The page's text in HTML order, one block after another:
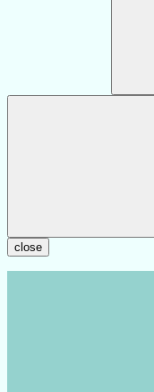
close